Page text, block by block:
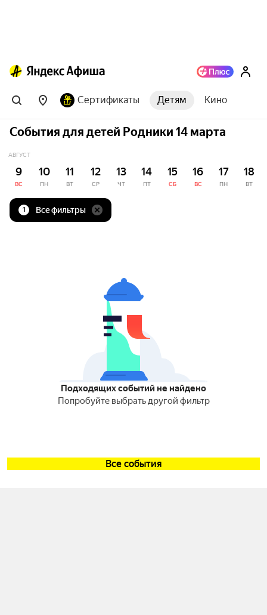
Сертификаты Детям Кино
События для детей Родники 14 марта
АВГУСТ
9
ВС
10
ПН
11
ВТ
12
СР
13
ЧТ
14
ПТ
15
СБ
16
ВС
17
ПН
18
ВТ
1 Все фильтры
Подходящих событий не найдено
Попробуйте выбрать другой фильтр
Все события